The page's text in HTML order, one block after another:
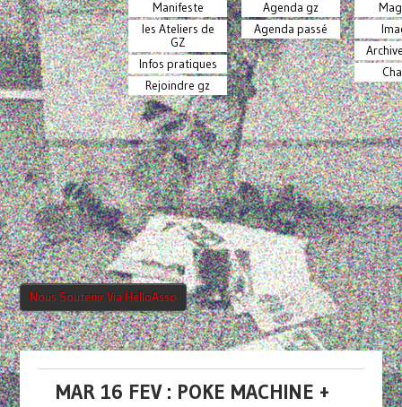
Manifeste
les Ateliers de
GZ
Infos pratiques
Rejoindre gz
Agenda gz
Agenda passé
Nous Soutenir Via HelloAsso
MAR 16 FEV : POKE MACHINE +